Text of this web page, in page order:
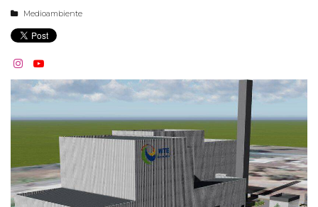
Medioambiente
 